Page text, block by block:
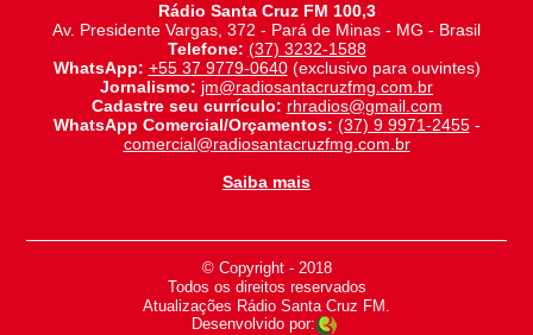
Rádio Santa Cruz FM 100,3
Av. Presidente Vargas, 372 - Pará de Minas - MG - Brasil
Telefone: (37) 3232-1588
WhatsApp: +55 37 9779-0640(exclusivo para ouvintes)
Jornalismo: jm@radiosantacruzfmg.com.br
Cadastre seu currículo: rhradios@gmail.com
WhatsApp Comercial/Orçamentos: (37) 9 9971-2455-
comercial@radiosantacruzfmg.com.br
Saiba mais
© Copyright - 2018
-
Todos os direitos reservados
-
Atualizações Rádio Santa Cruz FM.
Desenvolvido por: